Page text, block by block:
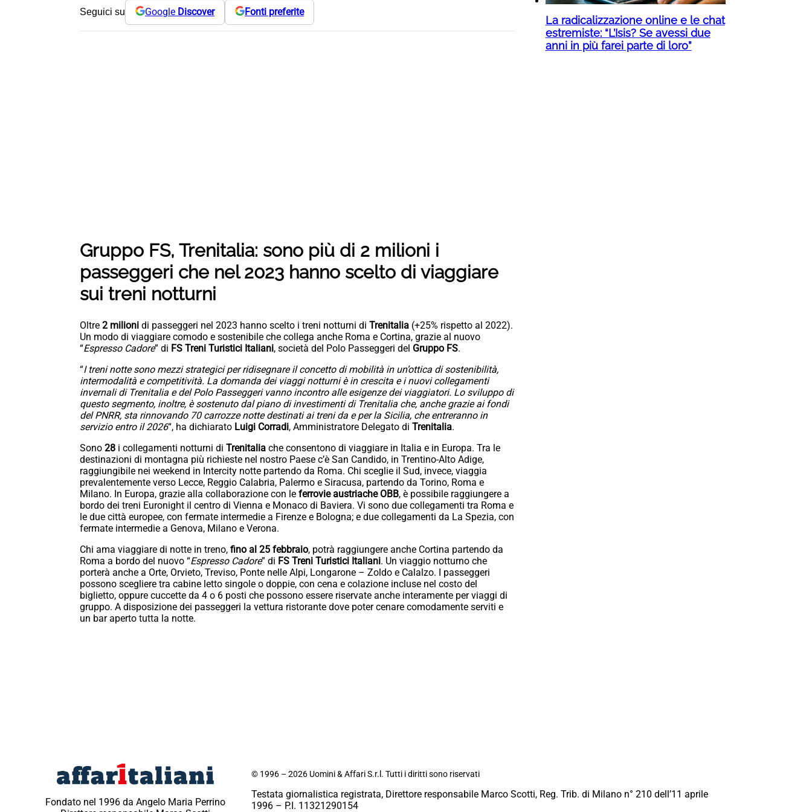
Seguici su Google Discover Fonti preferite
Gruppo FS, Trenitalia: sono più di 2 milioni i
passeggeri che nel 2023 hanno scelto di viaggiare
sui treni notturni
Oltre 2 milioni di passeggeri nel 2023 hanno scelto i treni notturni di Trenitalia (+25% rispetto al 2022).
Un modo di viaggiare comodo e sostenibile che collega anche Roma e Cortina, grazie al nuovo
“Espresso Cadore” di FS Treni Turistici Italiani, società del Polo Passeggeri del Gruppo FS.
“I treni notte sono mezzi strategici per ridisegnare il concetto di mobilità in un’ottica di sostenibilità,
intermodalità e competitività. La domanda dei viaggi notturni è in crescita e i nuovi collegamenti
invernali di Trenitalia e del Polo Passeggeri vanno incontro alle esigenze dei viaggiatori. Lo sviluppo di
questo segmento, inoltre, è sostenuto dal piano di investimenti di Trenitalia che, anche grazie ai fondi
del PNRR, sta rinnovando 70 carrozze notte destinati ai treni da e per la Sicilia, che entreranno in
servizio entro il 2026“, ha dichiarato Luigi Corradi, Amministratore Delegato di Trenitalia.
Sono 28 i collegamenti notturni di Trenitalia che consentono di viaggiare in Italia e in Europa. Tra le
destinazioni di montagna più richieste nel nostro Paese c’è San Candido, in Trentino-Alto Adige,
raggiungibile nei weekend in Intercity notte partendo da Roma. Chi sceglie il Sud, invece, viaggia
prevalentemente verso Lecce, Reggio Calabria, Palermo e Siracusa, partendo da Torino, Roma e
Milano. In Europa, grazie alla collaborazione con le ferrovie austriache OBB, è possibile raggiungere a
bordo dei treni Euronight il centro di Vienna e Monaco di Baviera. Vi sono due collegamenti tra Roma e
le due città europee, con fermate intermedie a Firenze e Bologna; e due collegamenti da La Spezia, con
fermate intermedie a Genova, Milano e Verona.
Chi ama viaggiare di notte in treno, fino al 25 febbraio, potrà raggiungere anche Cortina partendo da
Roma a bordo del nuovo “Espresso Cadore” di FS Treni Turistici Italiani. Un viaggio notturno che
porterà anche a Orte, Orvieto, Treviso, Ponte nelle Alpi, Longarone – Zoldo e Calalzo. I passeggeri
possono scegliere tra cabine letto singole o doppie, con cena e colazione incluse nel costo del
biglietto, oppure cuccette da 4 o 6 posti che possono essere riservate anche interamente per viaggi di
gruppo. A disposizione dei passeggeri la vettura ristorante dove poter cenare comodamente serviti e
un bar aperto tutta la notte.
La radicalizzazione online e le chat
estremiste: “L’Isis? Se avessi due
anni in più farei parte di loro”
Fondato nel 1996 da Angelo Maria Perrino
© 1996 – 2026 Uomini & Affari S.r.l. Tutti i diritti sono riservati
Testata giornalistica registrata, Direttore responsabile Marco Scotti, Reg. Trib. di Milano n° 210 dell’11 aprile
1996 – P.I. 11321290154